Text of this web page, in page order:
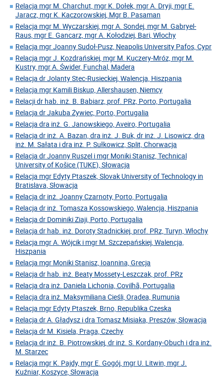
Relacja mgr M. Charchut, mgr K. Dołek, mgr A. Dryji, mgr E.
Jaracz, mgr K. Kaczorowskiej, Mgr B. Pasaman
Relacja mgr M. Wyczarskiej, mgr A. Sondej, mgr M. Gabryel-
Raus, mgr E. Gancarz, mgr A. Kołodziej, Bari, Włochy
Relacja mgr Joanny Sudoł-Pusz, Neapolis University Pafos, Cypr
Relacja mgr J. Kozdrańskiej, mgr M. Kuczery-Mróz, mgr M.
Kustry, mgr A. Świder, Funchal, Madera
Relacja dr Jolanty Stec-Rusieckiej, Walencja, Hiszpania
Relacja mgr Kamili Biskup, Allershausen, Niemcy
Relacji dr hab. inż. B. Babiarz, prof. PRz, Porto, Portugalia
Relacja dr Jakuba Żywiec, Porto, Portugalia
Relacja dra inż. G. Janowskiego, Aveiro, Portugalia
Relacja dr inż. A. Bazan, dra inż. J. Buk, dr inż. J. Lisowicz, dra
inż. M. Sałata i dra inż. P. Sułkowicz, Split, Chorwacja
Relacja dr Joanny Ruszel i mgr Moniki Stanisz, Technical
University of Košice (TUKE), Słowacja
Relacja mgr Edyty Ptaszek, Slovak University of Technology in
Bratislava, Słowacja
Relacja dr inż. Joanny Czarnoty, Porto, Portugalia
Relacja dr inż. Tomasza Kossowskiego, Walencja, Hiszpania
Relacja dr Dominiki Ziaji, Porto, Portugalia
Relacja dr hab. inż. Doroty Stadnickiej, prof. PRz, Turyn, Włochy
Relacja mgr A. Wójcik i mgr M. Szczepańskiej, Walencja,
Hiszpania
Relacja mgr Moniki Stanisz, Ioannina, Grecja
Relacja dr hab. inż. Beaty Mossety-Leszczak, prof. PRz
Relacja dra inż. Daniela Lichonia, Covilhã, Portugalia
Relacja dra inż. Maksymiliana Cieśli, Oradea, Rumunia
Relacja mgr Edyty Ptaszek, Brno, Republika Czeska
Relacja dr A. Gładysz i dra Tomasz Misiaka, Preszów, Słowacja
Relacja dr M. Kisiela, Praga, Czechy
Relacja dr inż. B. Piotrowskiej, dr inż. S. Kordany-Obuch i dra inż.
M. Starzec
Relacja mgr K. Pajdy, mgr E. Gogój, mgr U. Litwin, mgr J.
Kuźniar, Koszyce, Słowacja